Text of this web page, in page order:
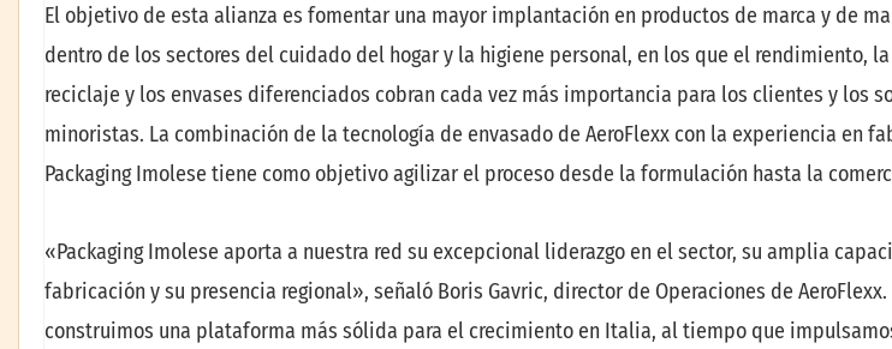
El objetivo de esta alianza es fomentar una mayor implantación en productos de marca y de
dentro de los sectores del cuidado del hogar y la higiene personal, en los que el rendimiento,
reciclaje y los envases diferenciados cobran cada vez más importancia para los clientes y los
minoristas. La combinación de la tecnología de envasado de AeroFlexx con la experiencia en
Packaging Imolese tiene como objetivo agilizar el proceso desde la formulación hasta la
«Packaging Imolese aporta a nuestra red su excepcional liderazgo en el sector, su amplia
fabricación y su presencia regional», señaló Boris Gavric, director de Operaciones de AeroFlexx.
construimos una plataforma más sólida para el crecimiento en Italia, al tiempo que